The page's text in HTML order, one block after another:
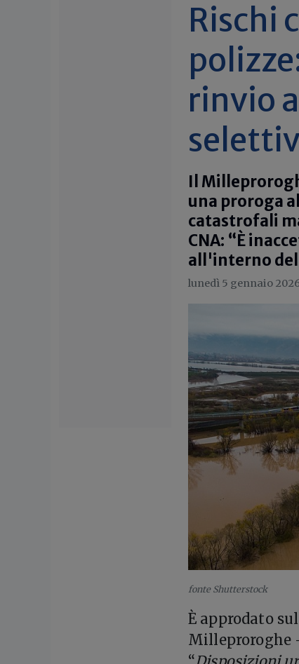
Rischi
rinvio
Il
una proroga
catastrofali
CNA: “È
all'interno del
lunedì 5 gennaio
fonte Shutterstock
È approdato
Milleproroghe